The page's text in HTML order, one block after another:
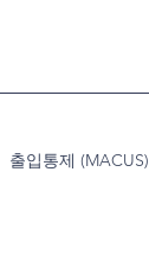
출입통제 (MACUS)